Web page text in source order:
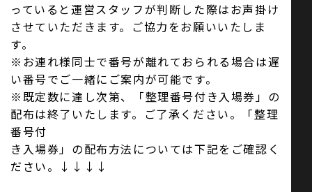
っていると運営スタッフが判断した際はお声掛け
させていただきます。ご協力をお願いいたしま
す。
※お連れ様同士で番号が離れておられる場合は遅
い番号でご一緒にご案内が可能です。
※既定数に達し次第、「整理番号付き入場券」の
配布は終了いたします。ご了承ください。「整理
番号付
き入場券」の配布方法については下記をご確認く
ださい。↓↓↓↓